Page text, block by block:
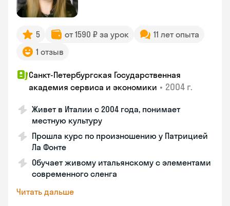
5 от 1590 ₽ за урок
11 лет опыта
1 отзыв
Санкт-Петербургская Государственная
академия сервиса и экономики • 2004 г.
Живет в Италии с 2004 года, понимает
местную культуру
Прошла курс по произношению у Патрицией
Ла Фонте
Обучает живому итальянскому с элементами
современного сленга
Читать дальше